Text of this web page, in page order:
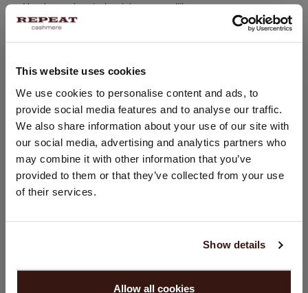
This website uses cookies
We use cookies to personalise content and ads, to
provide social media features and to analyse our traffic.
We also share information about your use of our site with
our social media, advertising and analytics partners who
may combine it with other information that you’ve
provided to them or that they’ve collected from your use
of their services.
Show details
Allow all cookies
Handwas, chemisch reinigen mogelijk
100% Organisch Cashmere (GOTS-gecertificeerd)
PASVORM
WASVOORSCHRIFT
VERZENDEN & RETOURNEREN
LAND WIJZIGEN
U bezoekt Repeat cashmere vanuit Nederland (€). Wilt u uw
land wijzigen?
Verenigde Staten ($)
GA VERDER